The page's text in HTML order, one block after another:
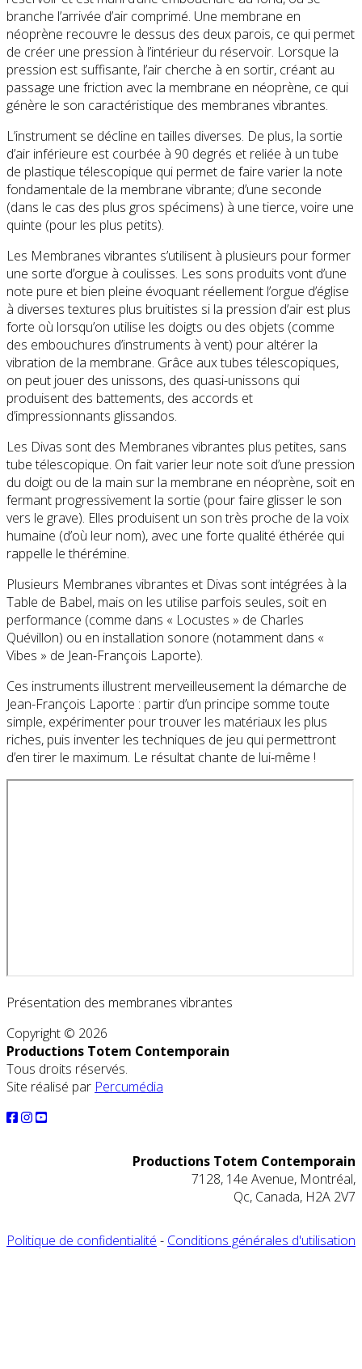
branche l’arrivée d’air comprimé. Une membrane en
néoprène recouvre le dessus des deux parois, ce qui permet
de créer une pression à l’intérieur du réservoir. Lorsque la
pression est suffisante, l’air cherche à en sortir, créant au
passage une friction avec la membrane en néoprène, ce qui
génère le son caractéristique des membranes vibrantes.
L’instrument se décline en tailles diverses. De plus, la sortie
d’air inférieure est courbée à 90 degrés et reliée à un tube
de plastique télescopique qui permet de faire varier la note
fondamentale de la membrane vibrante; d’une seconde
(dans le cas des plus gros spécimens) à une tierce, voire une
quinte (pour les plus petits).
Les Membranes vibrantes s’utilisent à plusieurs pour former
une sorte d’orgue à coulisses. Les sons produits vont d’une
note pure et bien pleine évoquant réellement l’orgue d’église
à diverses textures plus bruitistes si la pression d’air est plus
forte où lorsqu’on utilise les doigts ou des objets (comme
des embouchures d’instruments à vent) pour altérer la
vibration de la membrane. Grâce aux tubes télescopiques,
on peut jouer des unissons, des quasi-unissons qui
produisent des battements, des accords et
d’impressionnants glissandos.
Les Divas sont des Membranes vibrantes plus petites, sans
tube télescopique. On fait varier leur note soit d’une pression
du doigt ou de la main sur la membrane en néoprène, soit en
fermant progressivement la sortie (pour faire glisser le son
vers le grave). Elles produisent un son très proche de la voix
humaine (d’où leur nom), avec une forte qualité éthérée qui
rappelle le thérémine.
Plusieurs Membranes vibrantes et Divas sont intégrées à la
Table de Babel, mais on les utilise parfois seules, soit en
performance (comme dans « Locustes » de Charles
Quévillon) ou en installation sonore (notamment dans «
Vibes » de Jean-François Laporte).
Ces instruments illustrent merveilleusement la démarche de
Jean-François Laporte : partir d’un principe somme toute
simple, expérimenter pour trouver les matériaux les plus
riches, puis inventer les techniques de jeu qui permettront
d’en tirer le maximum. Le résultat chante de lui-même !
Présentation des membranes vibrantes
Copyright © 2026
Productions Totem Contemporain
Tous droits réservés.
Site réalisé par Percumédia
Productions Totem Contemporain
7128, 14e Avenue, Montréal,
Qc, Canada, H2A 2V7
Politique de confidentialité - Conditions générales d'utilisation